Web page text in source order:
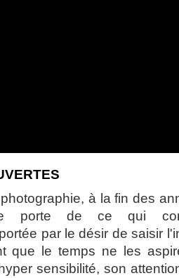
à la fin des
porte de ce qui
par le désir de saisir
que le temps ne les
sensibilité, son